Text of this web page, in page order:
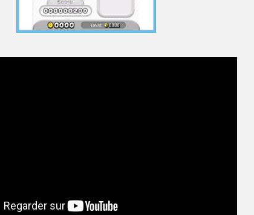
[LS] [PS5] Le WebKit
[GK] Oubliez Crazy Taxi,
[LS] [Switch] NSZ 5.0.0
[GK] No More Room in
[GK] Un chatbot Atelier